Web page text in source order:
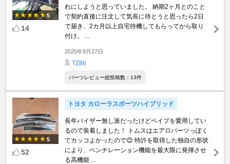
5
14
れにしようと思っていました。 納期2ヶ月とのこと
で契約直後に注文して気長に待とうと思ったら2日
で届き、2カ月以上自宅待機してもらってから取り
付け。 ...
2025年9月27日
TZ86
パーツレビュー総投稿数：13件
5
52
トヨタ カローラスポーツハイブリッド
長年バイザー無し派だったけどベイプを愛用してい
るので装着しました！ トムスはエアロパーツっぽく
てカッコよかったので😊 特許を取得した独自の形状
により、ベンチレーション機能を最大限に発揮させ
る高機能 ...